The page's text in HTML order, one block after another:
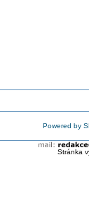
Powered by
Stránka